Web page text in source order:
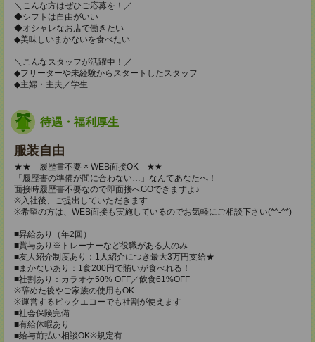
＼こんな方はぜひご応募を！／
◆シフトは自由がいい
◆オシャレなお店で働きたい
◆美味しいまかないを食べたい
＼こんなスタッフが活躍中！／
◆フリーターや未経験からスタートしたスタッフ
◆主婦・主夫／学生
待遇・福利厚生
服装自由
★★ 履歴書不要 × WEB面接OK ★★
「履歴書の準備が間に合わない…」なんてあなたへ！
面接時履歴書不要なので即面接へGOできますよ♪
※入社後、ご提出していただきます
※希望の方は、WEB面接も実施しているのでお気軽にご相談下さい(*^-^*)
■昇給あり（年2回）
■賞与あり※トレーナーなど役職がある人のみ
■友人紹介制度あり：1人紹介につき最大3万円支給★
■まかないあり：1食200円で賄いが食べれる！
■社割あり：カラオケ50% OFF／飲食61%OFF
※辞めた後やご家族の使用もOK
※運営するビックエコーでも社割が使えます
■社会保険完備
■有給休暇あり
■給与前払い相談OK※規定有